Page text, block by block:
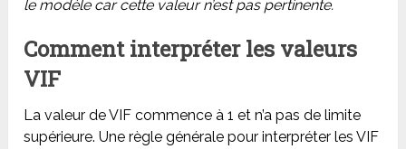
le modèle car cette valeur n’est pas pertinente.
Comment interpréter les valeurs
VIF
La valeur de VIF commence à 1 et n’a pas de limite
supérieure. Une règle générale pour interpréter les VIF